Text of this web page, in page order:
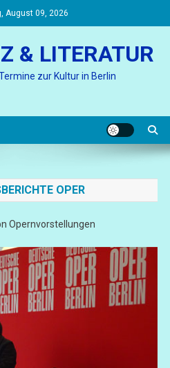
August 09, 2026
& LITERATUR
zur Kultur in Berlin
OPER
Opernvorstellungen